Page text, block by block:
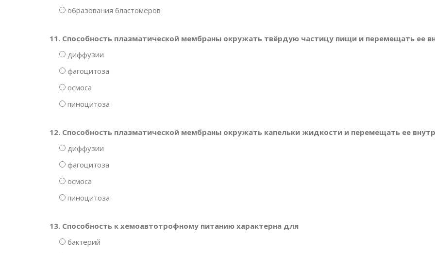
образования бластомеров
11. Способность плазматической мембраны окружать твёрдую частицу пищи и перемещать ее
диффузии
фагоцитоза
осмоса
пиноцитоза
12. Способность плазматической мембраны окружать капельки жидкости и перемещать ее
диффузии
фагоцитоза
осмоса
пиноцитоза
13. Способность к хемоавтотрофному питанию характерна для
бактерий